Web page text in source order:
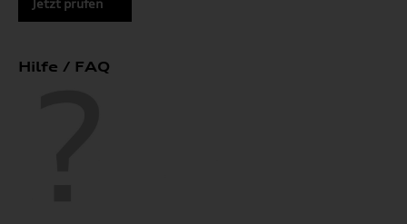
Hilfe / FAQ